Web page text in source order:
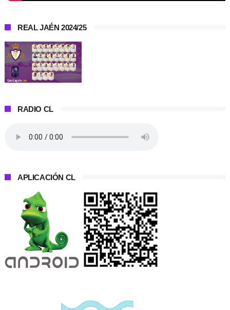
REAL JAÉN 2024/25
RADIO CL
APLICACIÓN CL